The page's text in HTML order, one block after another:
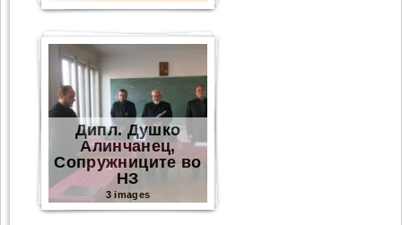
Дипл. Душко
Алинчанец,
Сопружниците во
НЗ
3 images